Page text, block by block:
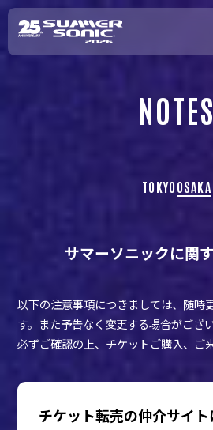
NOTES
TOKYOOSAKA
サマーソニックに関
以下の注意事項につきましては、随時
す。また予告なく変更する場合がござい
必ずご確認の上、チケットご購入、ご
チケット転売の仲介サイ